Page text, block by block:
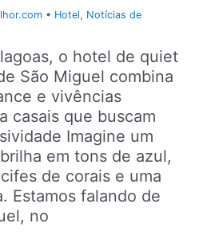
• Hotel, Notícias de
o hotel de quiet
São Miguel combina
e vivências
casais que buscam
Imagine um
em tons de azul,
de corais e uma
Estamos falando de
no